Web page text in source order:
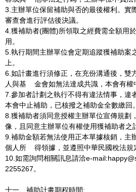
3.主辦單位保留補助與否的最後權利。實
審查會進行評估後決議。
4.獲補助者(團體)所領取之經費需全額用
用。
5.執行期間主辦單位會定期追蹤獲補助案
上。
6.如計畫進行須修正，在充份溝通後，雙
人與基 金會如無法達成共識，本會有權
7.參加者計劃之執行不得有違法情事，違
本會中止補助，已核撥之補助金全數繳回。
8.獲補助者須同意授權主辦單位宣傳規劃
像，且同意主辦單位有權使用獲補助者之
9.補助金額若無法使用正本單據核銷，主
個人所 得領據，並遵照中華民國稅法規
10.如需詢問相關訊息請洽e-
2255267。
十一、補助計畫期程時間: